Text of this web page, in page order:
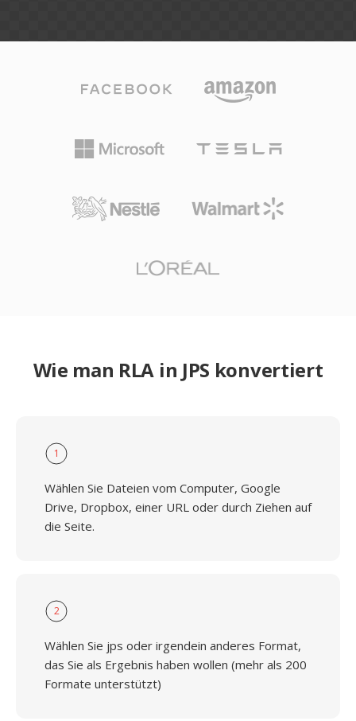
Wie man RLA in JPS konvertiert
1
Wählen Sie Dateien vom Computer, Google
Drive, Dropbox, einer URL oder durch Ziehen auf
die Seite.
2
Wählen Sie jps oder irgendein anderes Format,
das Sie als Ergebnis haben wollen (mehr als 200
Formate unterstützt)